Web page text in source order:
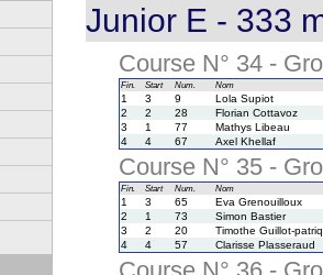
Junior E - 333
Course N° 34 -
Fin. Start Num. Nom
1 3 9
Lola Supiot
2
2 28
Florian Cottavoz
3
1 77
Mathys Libeau
4
4 67 Axel Khellaf
Course N° 35 -
Fin. Start Num. Nom
1 3 65
Eva Grenouilloux
2
1 73
Simon Bastier
3
2 20
Timothe Guillot-
4
4 57 Clarisse Plasseraud